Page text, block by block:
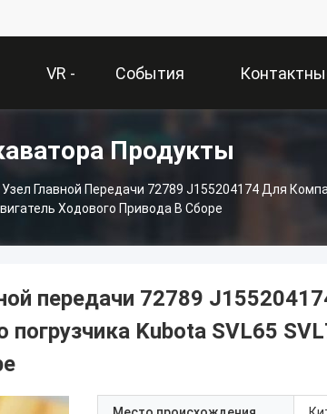
VR -
Шоу
События
Продукты
Главной Передачи 72789 J155204174 Для
Ходового Привода В Сборе
передачи 72789
погрузчика Kubota SVL65